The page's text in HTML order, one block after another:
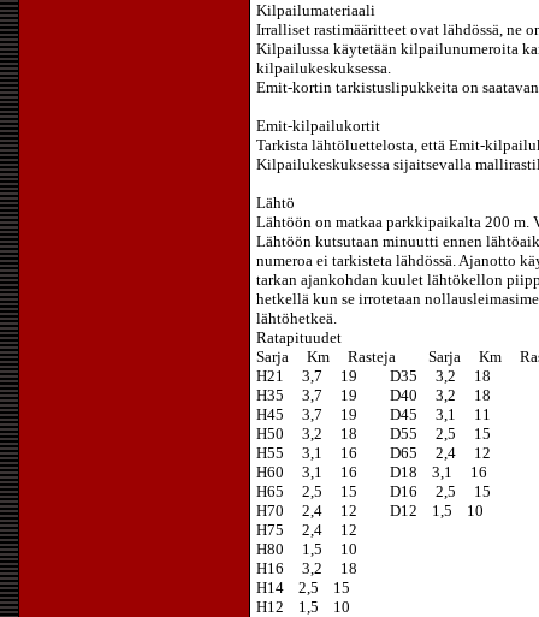
Kilpailumateriaali
Irralliset rastimääritteet ovat lähdössä, ne
Kilpailussa käytetään kilpailunumeroita
kilpailukeskuksessa.
Emit-kortin tarkistuslipukkeita on
Emit-kilpailukortit
Tarkista lähtöluettelosta, että Emit-
Kilpailukeskuksessa sijaitsevalla
Lähtö
Lähtöön on matkaa parkkipaikalta 200 m.
Lähtöön kutsutaan minuutti ennen
numeroa ei tarkisteta lähdössä. Ajanotto
tarkan ajankohdan kuulet lähtökellon
hetkellä kun se irrotetaan
lähtöhetkeä.
Ratapituudet
Sarja Km Rasteja Sarja Km
H21 3,7 19 D35 3,2 18
H35 3,7 19 D40 3,2 18
H45 3,7 19 D45 3,1 11
H50 3,2 18 D55 2,5 15
H55 3,1 16 D65 2,4 12
H60 3,1 16 D18 3,1 16
H65 2,5 15 D16 2,5 15
H70 2,4 12 D12 1,5 10
H75 2,4 12
H80 1,5 10
H16 3,2 18
H14 2,5 15
H12 1,5 10